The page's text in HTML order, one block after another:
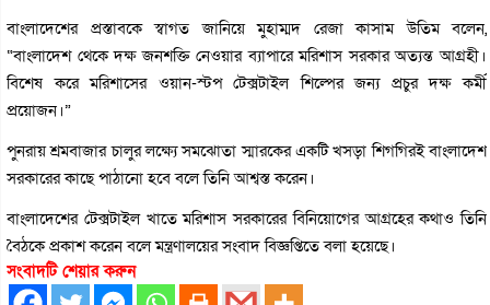
বাংলাদেশের প্রস্তাবকে স্বাগত জানিয়ে মুহাম্মদ রেজা কাসাম উতিম বলেন,
“বাংলাদেশ থেকে দক্ষ জনশক্তি নেওয়ার ব্যাপারে মরিশাস সরকার অত্যন্ত আগ্রহী।
বিশেষ করে মরিশাসের ওয়ান-স্টপ টেক্সটাইল শিল্পের জন্য প্রচুর দক্ষ কর্মী
প্রয়োজন।”
পুনরায় শ্রমবাজার চালুর লক্ষ্যে সমঝোতা স্মারকের একটি খসড়া শিগগিরই বাংলাদেশ
সরকারের কাছে পাঠানো হবে বলে তিনি আশ্বস্ত করেন।
বাংলাদেশের টেক্সটাইল খাতে মরিশাস সরকারের বিনিয়োগের আগ্রহের কথাও তিনি
বৈঠকে প্রকাশ করেন বলে মন্ত্রণালয়ের সংবাদ বিজ্ঞপ্তিতে বলা হয়েছে।
সংবাদটি শেয়ার করুন